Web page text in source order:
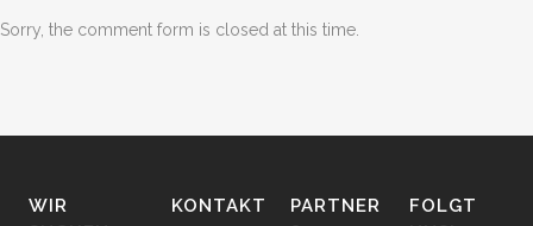
Sorry, the comment form is closed at this time.
WIR
KONTAKT
PARTNER
FOLGT